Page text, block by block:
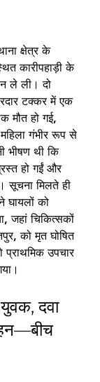
क्षेत्र के
कारीपहाड़ी के
ले ली। दो
टक्कर में एक
मौत हो गई,
गंभीर रूप से
भीषण थी कि
हो गईं और
सूचना मिलते ही
घायलों को
जहां चिकित्सकों
को मृत घोषित
प्राथमिक उपचार
दवा